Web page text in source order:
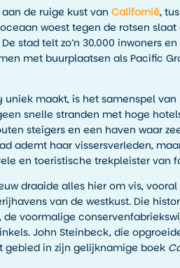
de ruige kust van Californië,
woest tegen de rotsen
stad telt zo’n 30.000 inwoners
met buurplaatsen als Pacific
uniek maakt, is het samenspel
snelle stranden met hoge
steigers en een haven waar
ademt haar vissersverleden,
en toeristische trekpleister van
draaide alles hier om vis,
van de westkust. Die
, de voormalige
John Steinbeck, die
gebied in zijn gelijknamige boek